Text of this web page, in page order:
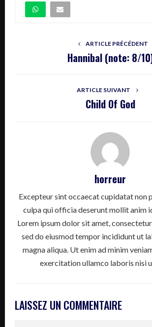
ARTICLE PRÉCÉDENT
Hannibal (note: 8/
ARTICLE SUIVANT
Child Of God
horreur
Excepteur sint occaecat cupidatat non
culpa qui officia deserunt mollit anim
Lorem ipsum dolor sit amet,
sed do eiusmod tempor incididunt ut
magna aliqua. Ut enim ad minim
exercitation ullamco laboris nisi
LAISSEZ UN COMMENTAIRE